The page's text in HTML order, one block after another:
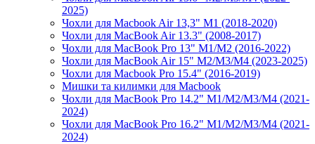
2025)
Чохли для Macbook Air 13,3" M1 (2018-2020)
Чохли для MacBook Air 13.3" (2008-2017)
Чохли для MacBook Pro 13" M1/M2 (2016-2022)
Чохли для MacBook Air 15" M2/M3/M4 (2023-2025)
Чохли для Macbook Pro 15.4" (2016-2019)
Мишки та килимки для Macbook
Чохли для MacBook Pro 14.2" M1/M2/M3/M4 (2021-
2024)
Чохли для MacBook Pro 16.2" M1/M2/M3/M4 (2021-
2024)